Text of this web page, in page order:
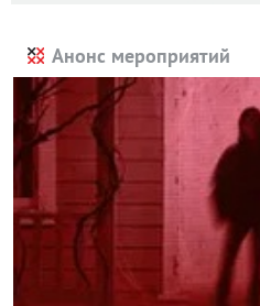
Анонс мероприятий